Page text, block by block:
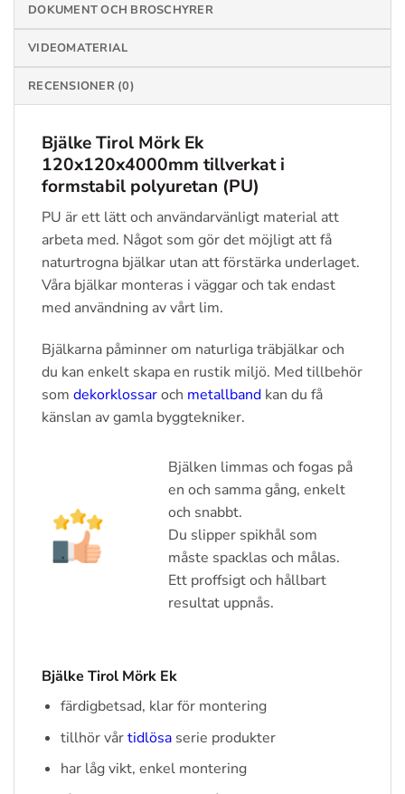
DOKUMENT OCH BROSCHYRER
VIDEOMATERIAL
RECENSIONER (0)
Bjälke Tirol Mörk Ek
120x120x4000mm tillverkat i
formstabil polyuretan (PU)
PU är ett lätt och användarvänligt material att
arbeta med. Något som gör det möjligt att få
naturtrogna bjälkar utan att förstärka underlaget.
Våra bjälkar monteras i väggar och tak endast
med användning av vårt lim.
Bjälkarna påminner om naturliga träbjälkar och
du kan enkelt skapa en rustik miljö. Med tillbehör
som dekorklossaroch metallband kan du få
känslan av gamla byggtekniker.
Bjälken limmas och fogas på
en och samma gång, enkelt
och snabbt.
Du slipper spikhål som
måste spacklas och målas.
Ett proffsigt och hållbart
resultat uppnås.
Bjälke Tirol Mörk Ek
färdigbetsad, klar för montering
tillhör vårtidlösaserie produkter
har låg vikt, enkel montering